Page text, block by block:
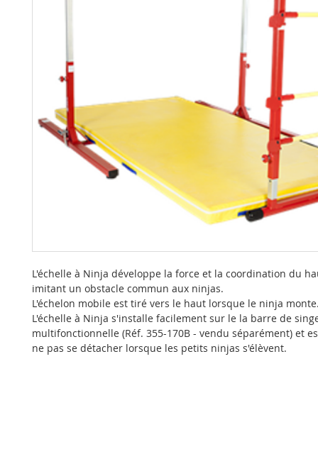
L'échelle à Ninja développe la force et la coordination du
imitant un obstacle commun aux ninjas.
L'échelon mobile est tiré vers le haut lorsque le ninja
L'échelle à Ninja s'installe facilement sur le la barre de
multifonctionnelle (Réf. 355-170B - vendu séparément) et
ne pas se détacher lorsque les petits ninjas s'élèvent.